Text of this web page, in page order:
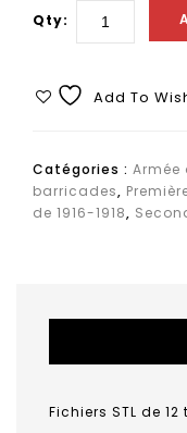
Qty:
Add To
Catégories : Armée
barricades,
de 1916-1918,
Fichiers STL de